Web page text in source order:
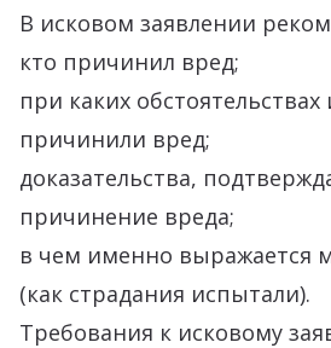
В исковом заявлении
кто причинил вред;
при каких
причинили вред;
доказательства,
причинение вреда;
в чем именно выражается
(как страдания испытали).
Требования к исковому